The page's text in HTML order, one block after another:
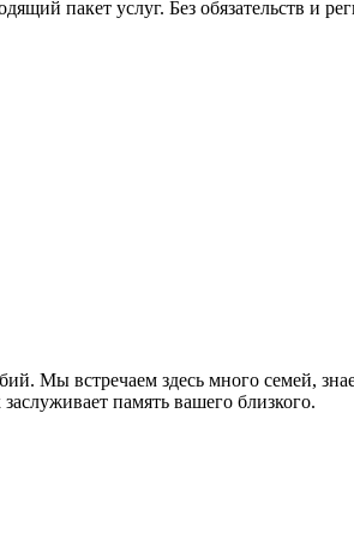
пакет услуг. Без обязательств и
Мы встречаем здесь много семей,
память вашего близкого.